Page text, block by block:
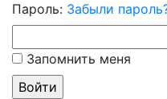
Пароль: Забыли
Запомнить меня